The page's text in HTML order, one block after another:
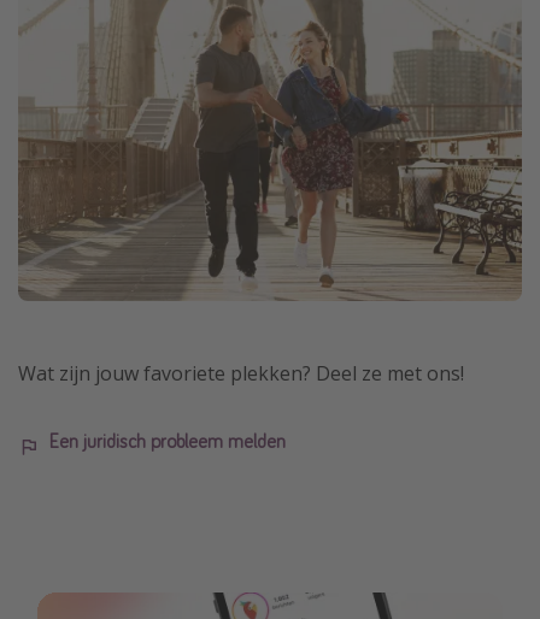
Wat zijn jouw favoriete plekken? Deel ze met ons!
Een juridisch probleem melden